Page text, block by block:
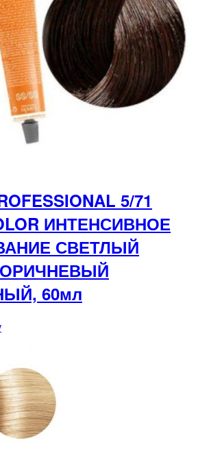
5/71
ИНТЕНСИВНОЕ
СВЕТЛЫЙ
60мл